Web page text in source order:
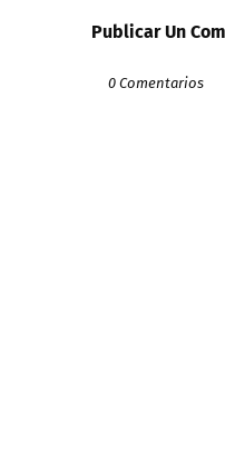
Publicar Un
0 Comentarios